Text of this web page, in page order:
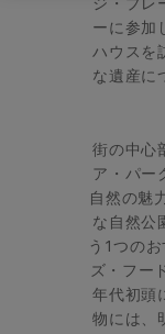
ジ・プレ
ーに参加
ハウスを
な遺産に
街の中心
ア・パー
自然の魅
な自然公
う1つの
ズ・フー
年代初頭
物には、